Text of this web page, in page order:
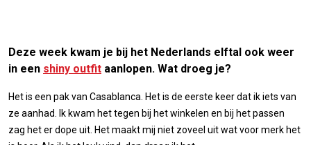
Deze week kwam je bij het Nederlands elftal ook weer
in een shiny outfit aanlopen. Wat droeg je?
Het is een pak van Casablanca. Het is de eerste keer dat ik iets van
ze aanhad. Ik kwam het tegen bij het winkelen en bij het passen
zag het er dope uit. Het maakt mij niet zoveel uit wat voor merk het